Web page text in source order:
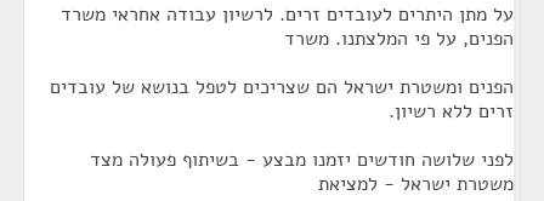
על מתן היתרים לעובדים זרים. לרשיון עבודה אחראי משרד
הפנים, על פי המלצתנו. משרד
הפנים ומשטרת ישראל הם שצריכים לטפל בנושא של עובדים
זרים ללא רשיון.
לפני שלושה חודשים יזמנו מבצע - בשיתוף פעולה מצד
משטרת ישראל - למציאת